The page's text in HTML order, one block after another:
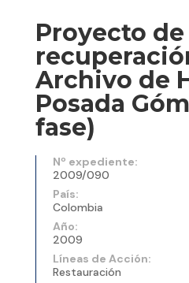
Proyecto de
Archivo de
Posada
fase)
Nº expediente:
2009/090
País:
Colombia
Año:
2009
Líneas de Acción:
Restauración